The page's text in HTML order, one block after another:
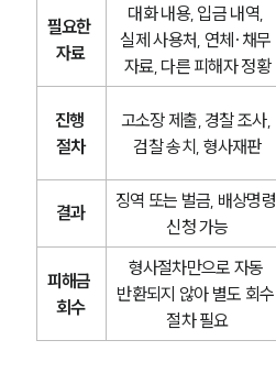
필요한
자료
대화 내용, 입금 내역,
실제 사용처, 연체·채무
자료, 다른 피해자 정황
진행
절차
고소장 제출, 경찰 조사,
검찰 송치, 형사재판
결과
징역 또는 벌금, 배상명령
신청 가능
피해금
회수
형사절차만으로 자동
반환되지 않아 별도 회수
절차 필요